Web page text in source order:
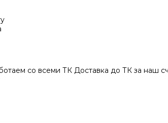
со всеми ТК Доставка до ТК за наш